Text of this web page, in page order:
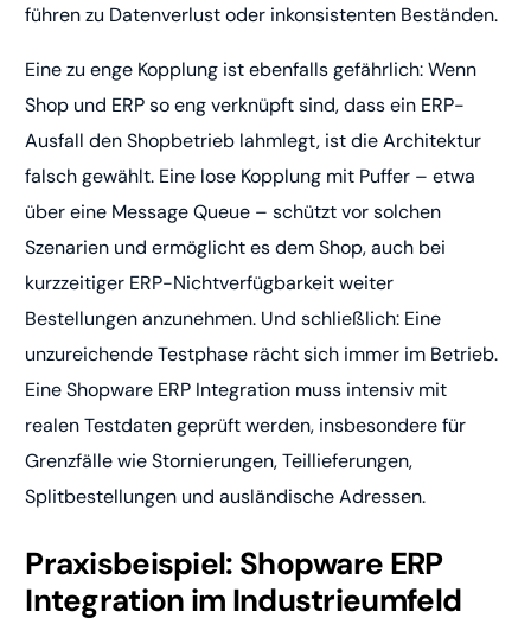
führen zu Datenverlust oder inkonsistenten Beständen.
Eine zu enge Kopplung ist ebenfalls gefährlich: Wenn
Shop und ERP so eng verknüpft sind, dass ein ERP-
Ausfall den Shopbetrieb lahmlegt, ist die Architektur
falsch gewählt. Eine lose Kopplung mit Puffer – etwa
über eine Message Queue – schützt vor solchen
Szenarien und ermöglicht es dem Shop, auch bei
kurzzeitiger ERP-Nichtverfügbarkeit weiter
Bestellungen anzunehmen. Und schließlich: Eine
unzureichende Testphase rächt sich immer im Betrieb.
Eine Shopware ERP Integration muss intensiv mit
realen Testdaten geprüft werden, insbesondere für
Grenzfälle wie Stornierungen, Teillieferungen,
Splitbestellungen und ausländische Adressen.
Praxisbeispiel: Shopware ERP
Integration im Industrieumfeld